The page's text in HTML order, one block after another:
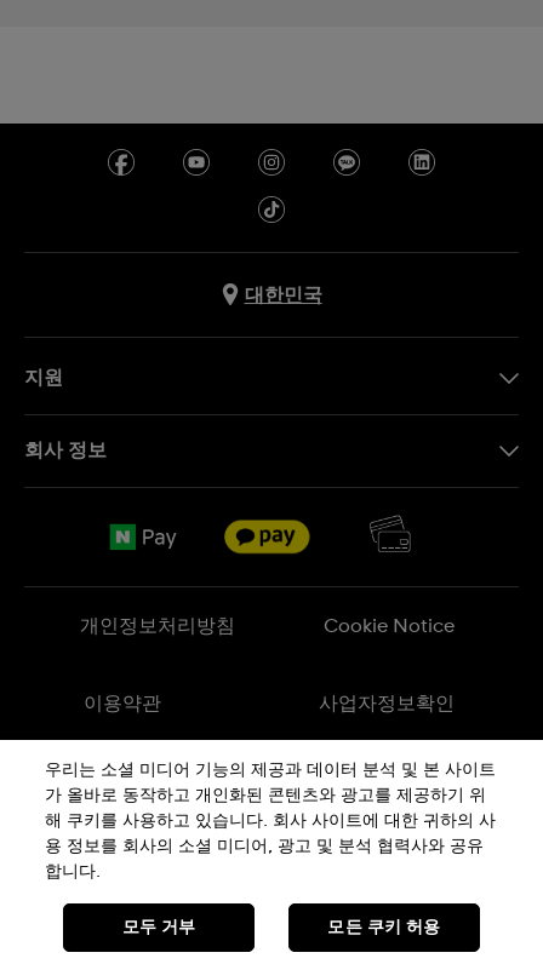
대한민국
지원
반품 정책
회사 정보
Sitemap
개인정보처리방침 Cookie Notice
이용약관 사업자정보확인
메이드 인 스위스
상호 : 스와치그룹코리아(주) | 대표 : STEPHEN DAMON DE LUCCHI
사업자등록번호: 220-81-01107
주소 : 서울특별시 서대문구
호스팅서비스사업자: www.akamai.com
개인정보관리책임자 : 유희용
우리는 소셜 미디어 기능의 제공과 데이터 분석 및 본 사이트
가 올바로 동작하고 개인화된 콘텐츠와 광고를 제공하기 위
해 쿠키를 사용하고 있습니다. 회사 사이트에 대한 귀하의 사
용 정보를 회사의 소셜 미디어, 광고 및 분석 협력사와 공유
합니다.
모두 거부 모든 쿠키 허용